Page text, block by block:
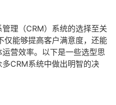
理（CRM）系统的选择至关
仅能够提高客户满意度，还能
营效率。以下是一些选型思
CRM系统中做出明智的决